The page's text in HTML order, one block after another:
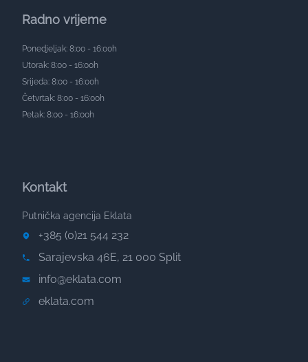
Radno vrijeme
Ponedjeljak: 8:00 - 16:00h
Utorak: 8:00 - 16:00h
Srijeda: 8:00 - 16:00h
Četvrtak: 8:00 - 16:00h
Petak: 8:00 - 16:00h
Kontakt
Putnička agencija Eklata
+385 (0)21 544 232
Sarajevska 46E, 21 000 Split
info@eklata.com
eklata.com